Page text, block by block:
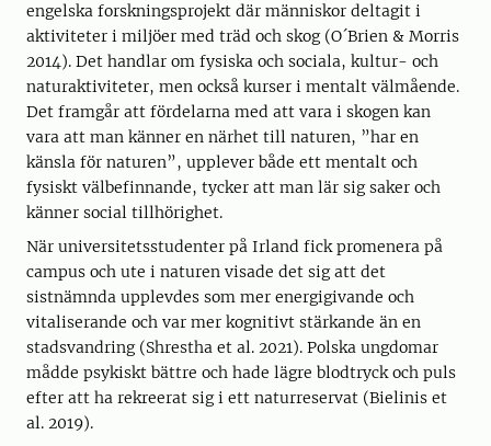
engelska forskningsprojekt där människor deltagit i
aktiviteter i miljöer med träd och skog (O´Brien & Morris
2014). Det handlar om fysiska och sociala, kultur- och
naturaktiviteter, men också kurser i mentalt välmående.
Det framgår att fördelarna med att vara i skogen kan
vara att man känner en närhet till naturen, ”har en
känsla för naturen”, upplever både ett mentalt och
fysiskt välbefinnande, tycker att man lär sig saker och
känner social tillhörighet.
När universitetsstudenter på Irland fick promenera på
campus och ute i naturen visade det sig att det
sistnämnda upplevdes som mer energigivande och
vitaliserande och var mer kognitivt stärkande än en
stadsvandring (Shrestha et al. 2021). Polska ungdomar
mådde psykiskt bättre och hade lägre blodtryck och puls
efter att ha rekreerat sig i ett naturreservat (Bielinis et
al. 2019).